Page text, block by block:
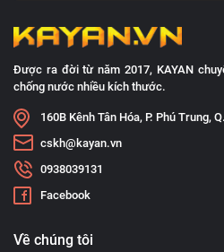
Được ra đời từ năm 2017, KAYAN
chống nước nhiều kích thước.
160B Kênh Tân Hóa, P. Phú Trung,
cskh@kayan.vn
0938039131
Facebook
Về chúng tôi